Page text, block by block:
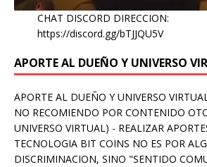
CHAT DISCORD DIRECCION:
https://discord.gg/bTJJQU5V
APORTE AL DUEÑO Y UNIVERSO
APORTE AL DUEÑO Y UNIVERSO
NO RECOMIENDO POR CONTENIDO
UNIVERSO VIRTUAL) - REALIZAR
TECNOLOGIA BIT COINS NO ES POR
DISCRIMINACION, SINO "SENTIDO